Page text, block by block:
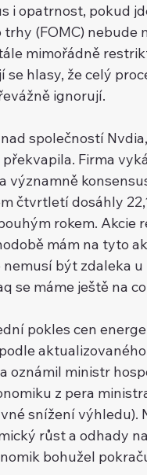
i opatrnost, pokud
trhy (FOMC)
mimořádně
hlasy, že celý
ignorují.
společností
Firma
významně
čtvrtletí dosáhly
rokem. Akcie
mám na tyto
být zdaleka
se máme ještě na
pokles cen
oznámil ministr
z pera
snížení
růst a odhady
bohužel